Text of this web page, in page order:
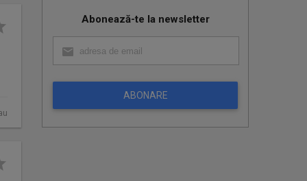
Abonează-te la newsletter
ABONARE